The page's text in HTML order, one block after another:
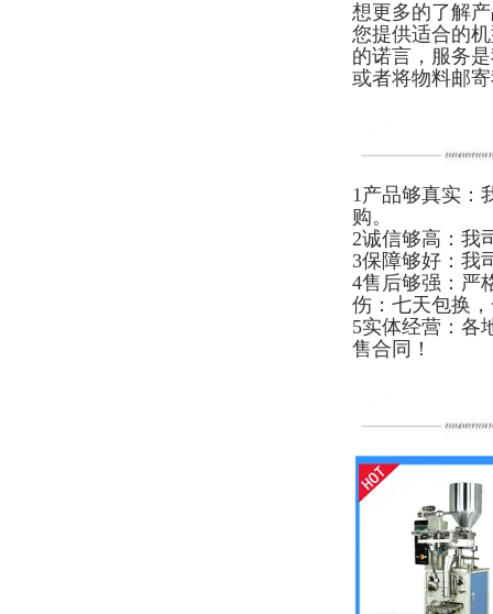
想更多的了解
您提供适合的
的诺言，服务
或者将物料邮
1产品够真实：
购。
2诚信够高：我
3保障够好：我
4售后够强：严
伤：七天包换
5实体经营：各
售合同！